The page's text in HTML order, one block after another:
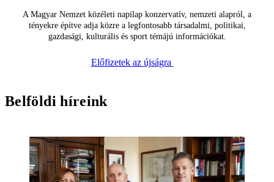
A Magyar Nemzet közéleti napilap konzervatív, nemzeti alapról, a
tényekre építve adja közre a legfontosabb társadalmi, politikai,
gazdasági, kulturális és sport témájú információkat.
Előfizetek az újságra
Belföldi híreink